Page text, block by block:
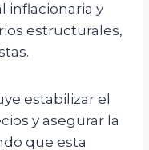
inflacionaria y
estructurales,
estabilizar el
y asegurar la
que esta